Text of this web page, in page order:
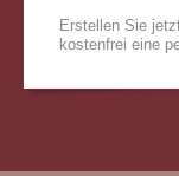
Erstellen Sie
kostenfrei eine